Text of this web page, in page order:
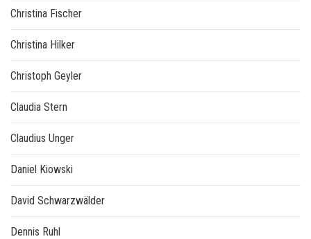
Christina Fischer
Christina Hilker
Christoph Geyler
Claudia Stern
Claudius Unger
Daniel Kiowski
David Schwarzwälder
Dennis Ruhl